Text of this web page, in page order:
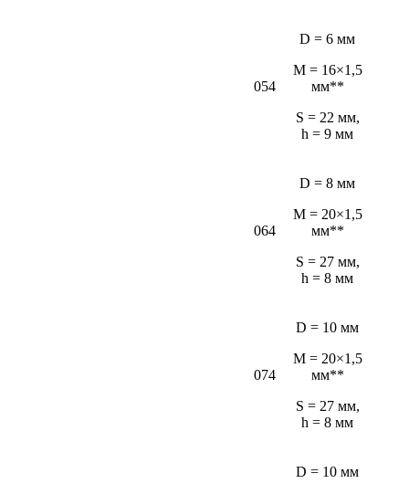
054
D = 6 мм
М = 16×1,5
мм**
S = 22 мм,
h = 9 мм
064
D = 8 мм
M = 20×1,5
мм**
S = 27 мм,
h = 8 мм
074
D = 10 мм
M = 20×1,5
мм**
S = 27 мм,
h = 8 мм
D = 10 мм